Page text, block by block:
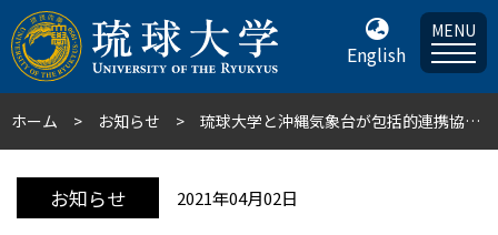
English
MENU
ホーム お知らせ 琉球大学と沖縄気象台が包括的連携協定を締結しました
お知らせ 2021年04月02日